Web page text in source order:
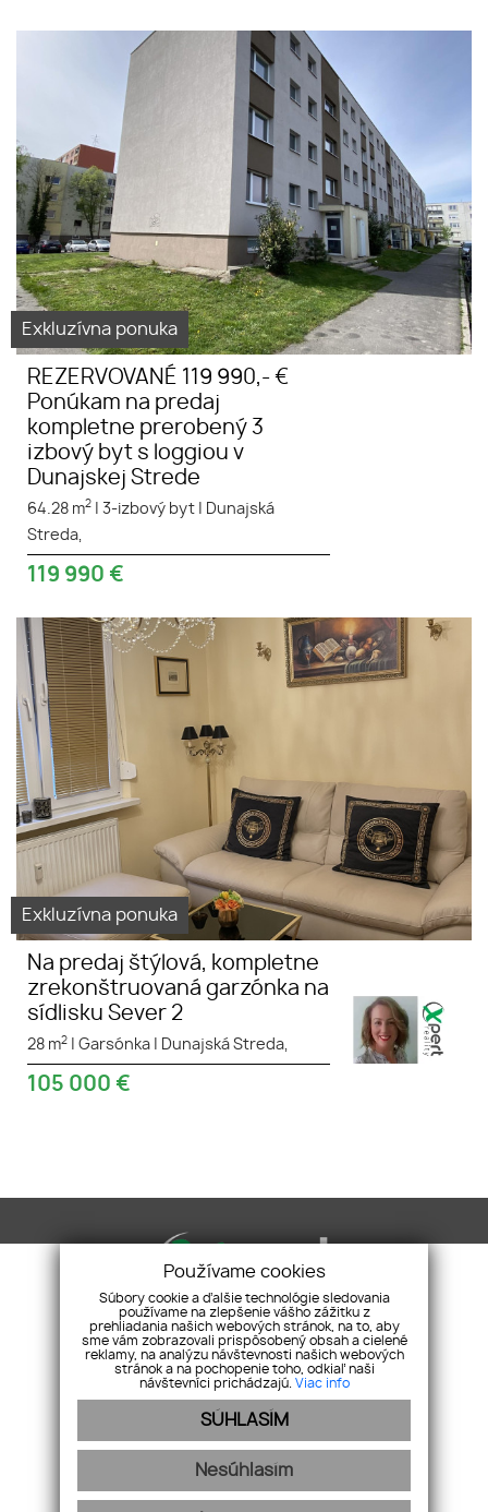
REZERVOVANÉ Predám
kompletne zrekonštruovaný -
elegantný, dizajnový a
čiastočne zariadený 3 izbový
byt s loggiou v Dunajskej
Strede na ulici Júliusa Lőrincza
Exkluzívna ponuka
REZERVOVANÉ 119 990,- €
Ponúkam na predaj
kompletne prerobený 3
izbový byt s loggiou v
Dunajskej Strede
64.28 m2 3-izbový byt
Dunajská
Streda,
119 990 €
Úplne zrekonštruovaná
garzónka so zariadením
#garzonka
#jednoizbovy
Exkluzívna ponuka
Na predaj štýlová, kompletne
zrekonštruovaná garzónka na
sídlisku Sever 2
28 m2 Garsónka Dunajská Streda,
105 000 €
Xpert Reality
Galantská cesta 658/2H, 929 01
Dunajská Streda
+421 918 478 312
info@xpertreality.sk
PONÚKNITE NÁM
webex.digital- REALVIA.sk
Používame cookies
Súbory cookie a ďalšie technológie sledovania
používame na zlepšenie vášho zážitku z
prehliadania našich webových stránok, na to, aby
sme vám zobrazovali prispôsobený obsah a cielené
reklamy, na analýzu návštevnosti našich webových
stránok a na pochopenie toho, odkiaľ naši
návštevníci prichádzajú. Viac info
SÚHLASÍM
Nesúhlasím